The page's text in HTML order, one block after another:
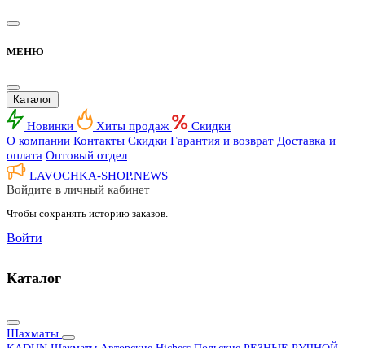
МЕНЮ
Каталог
Новинки Хиты продаж
Скидки
О компании Контакты Скидки Гарантия и возврат Доставка и
оплата Оптовый отдел
LAVOCHKA-SHOP.NEWS
Войдите в личный кабинет
Чтобы сохранять историю заказов.
Войти
Каталог
Шахматы